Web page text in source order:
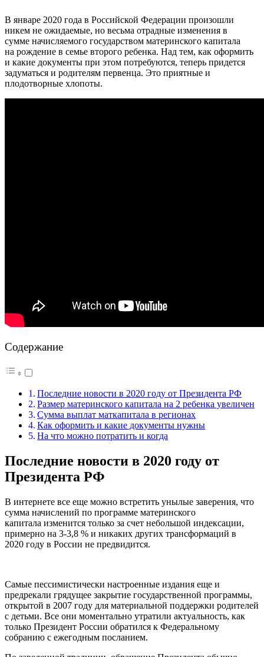
В январе 2020 года в Российской Федерации произошли
никем не ожидаемые, но весьма отрадные изменения в
сумме начисляемого государством материнского капитала
на рождение в семье второго ребенка. Над тем, как оформить
и какие документы при этом потребуются, теперь придется
задуматься и родителям первенца. Это приятные и
плодотворные хлопоты.
Содержание
Последние новости в 2020 году от Президента РФ
Размер материнского капитала на 2 ребенка увеличен
Сумма выплат маткапитала в регионах
Как оформить и какие документы нужны
На что можно потратить и когда
Последние новости в 2020 году от
Президента РФ
В интернете все еще можно встретить унылые заверения, что
сумма начислений по программе материнского
капитала изменится только за счет небольшой индексации,
примерно на 3-3,8 % и никаких других трансформаций в
2020 году в России не предвидится.
Самые пессимистически настроенные издания еще и
предрекали грядущее закрытие государственной программы,
открытой в 2007 году для материальной поддержки родителей
с детьми. Все они моментально утратили актуальность, как
только Президент России обратился к Федеральному
собранию с ежегодным посланием.